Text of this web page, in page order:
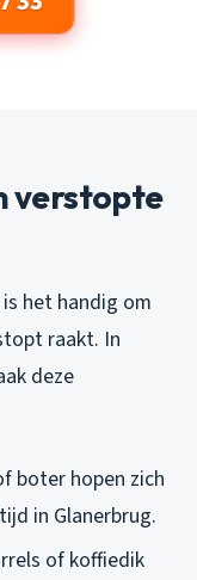
verstopte
het handig om
raakt. In
deze
boter hopen zich
in Glanerbrug.
of koffiedik